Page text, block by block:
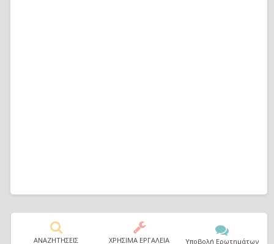
ΑΝΑΖΗΤΗΣΕΙΣ ΧΡΗΣΙΜΑ ΕΡΓΑΛΕΙΑ Υποβολή Ερωτημάτων